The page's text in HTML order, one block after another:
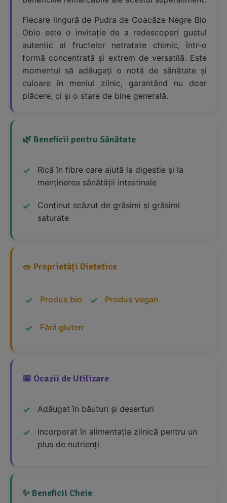
Fiecare lingură de Pudra de Coacăze Negre Bio
Obio este o invitație de a redescoperi gustul
autentic al fructelor netratate chimic, într-o
formă concentrată și extrem de versatilă. Este
momentul să adăugați o notă de sănătate și
culoare în meniul zilnic, garantând nu doar
plăcere, ci și o stare de bine generală.
🌿 Beneficii pentru Sănătate
Rică în fibre care ajută la digestie și la
menținerea sănătății intestinale
Conținut scăzut de grăsimi și grăsimi
saturate
🥗 Proprietăți Dietetice
Produs bio Produs vegan
Fără gluten
📅 Ocazii de Utilizare
Adăugat în băuturi și deserturi
Incorporat în alimentația zilnică pentru un
plus de nutrienți
✨ Beneficii Cheie